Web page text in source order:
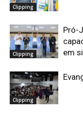
Clipping
Clipping
Pró-
em
Clipping